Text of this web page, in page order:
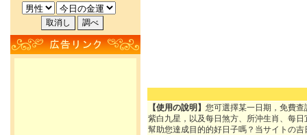
【使用の說明】 您可選擇某一日期，免費
紫白九星，以及每日煞方、所沖生肖、每
幫助您達成目的的好日子嗎？当サイトの